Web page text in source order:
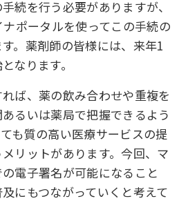
続を行う必要がありますが、
ポータルを使ってこの手続の
。薬剤師の皆様には、来年1
なります。
ば、薬の飲み合わせや重複を
るいは薬局で把握できるよう
も質の高い医療サービスの提
リットがあります。今回、マ
電子署名が可能になること
にもつながっていくと考えて